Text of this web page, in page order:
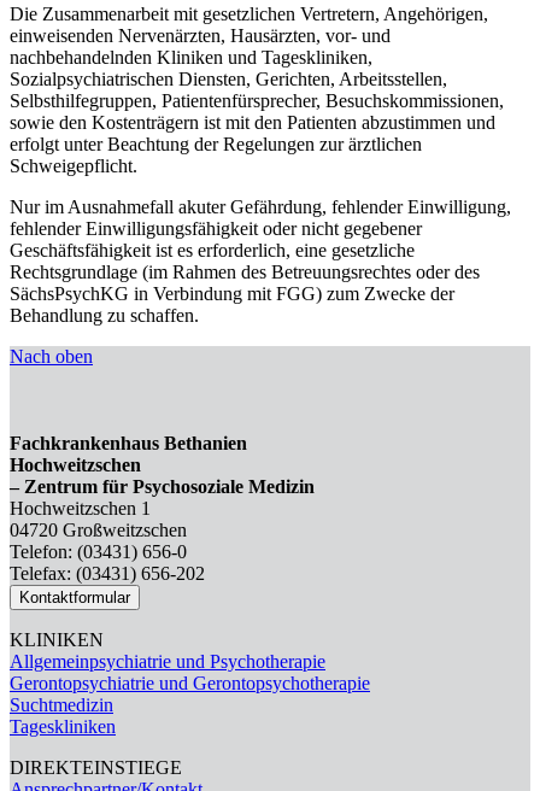
Die Zusammenarbeit mit gesetzlichen Vertretern, Angehörigen,
einweisenden Nervenärzten, Hausärzten, vor- und
nachbehandelnden Kliniken und Tageskliniken,
Sozialpsychiatrischen Diensten, Gerichten, Arbeitsstellen,
Selbsthilfegruppen, Patientenfürsprecher, Besuchskommissionen,
sowie den Kostenträgern ist mit den Patienten abzustimmen und
erfolgt unter Beachtung der Regelungen zur ärztlichen
Schweigepflicht.
Nur im Ausnahmefall akuter Gefährdung, fehlender Einwilligung,
fehlender Einwilligungsfähigkeit oder nicht gegebener
Geschäftsfähigkeit ist es erforderlich, eine gesetzliche
Rechtsgrundlage (im Rahmen des Betreuungsrechtes oder des
SächsPsychKG in Verbindung mit FGG) zum Zwecke der
Behandlung zu schaffen.
Nach oben
Fachkrankenhaus Bethanien
Hochweitzschen
– Zentrum für Psychosoziale Medizin
Hochweitzschen 1
04720 Großweitzschen
Telefon: (03431) 656-0
Telefax: (03431) 656-202
Kontaktformular
KLINIKEN
Allgemeinpsychiatrie und Psychotherapie
Gerontopsychiatrie und Gerontopsychotherapie
Suchtmedizin
Tageskliniken
DIREKTEINSTIEGE